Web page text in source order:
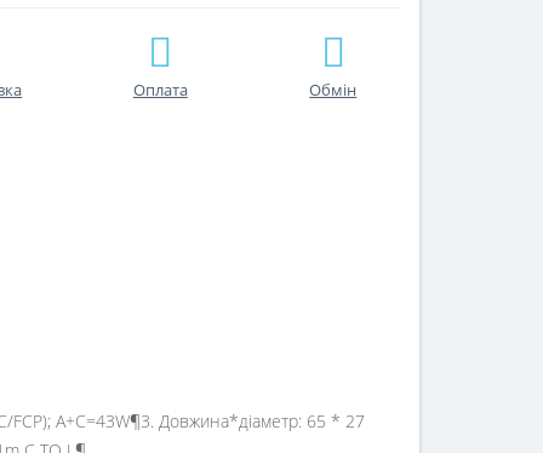
Оплата Обмін
FCP); A+C=43W¶3. Довжина*діаметр: 65 * 27